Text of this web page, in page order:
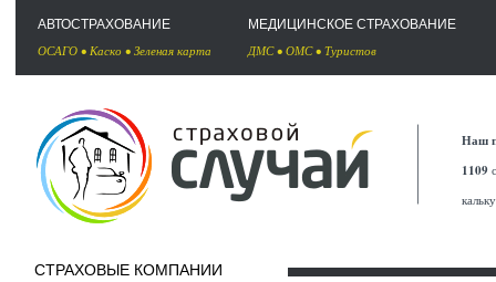
АВТОСТРАХОВАНИЕ
ОСАГО • Каско • Зеленая карта
МЕДИЦИНСКОЕ СТРАХОВАНИЕ
ДМС• ОМС• Туристов
Наш
1109
СТРАХОВЫЕ КОМПАНИИ